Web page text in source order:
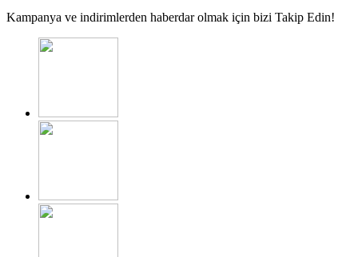
Kampanya ve indirimlerden haberdar olmak için bizi Takip Edin!